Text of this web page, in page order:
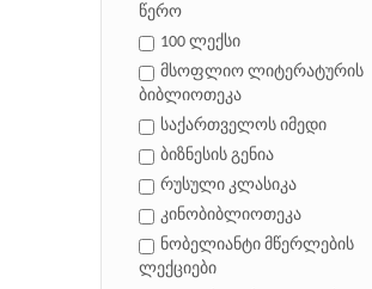
წერო
100 ლექსი
მსოფლიო ლიტერატურის
ბიბლიოთეკა
საქართველოს იმედი
ბიზნესის გენია
რუსული კლასიკა
კინობიბლიოთეკა
ნობელიანტი მწერლების
ლექციები